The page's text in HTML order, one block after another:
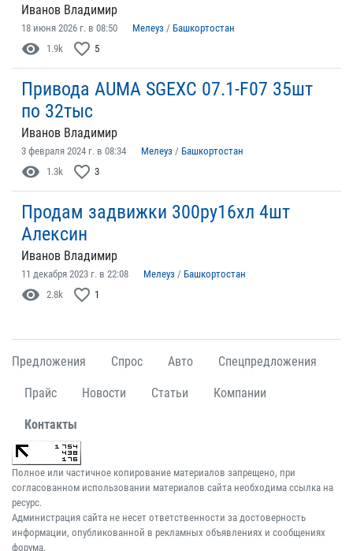
Иванов Владимир
18 июня 2026 г. в 08:50 Мелеуз / Башкортостан
visibility 1.9k favorite_border 5
Привода AUMA SGEXC 07.1-F07 35шт
по 32тыс
Иванов Владимир
3 февраля 2024 г. в 08:34 Мелеуз / Башкортостан
visibility 1.3k favorite_border 3
Продам задвижки 300ру16хл 4шт
Алексин
Иванов Владимир
11 декабря 2023 г. в 22:08 Мелеуз / Башкортостан
visibility 2.8k favorite_border 1
Предложения Спрос Авто Спецпредложения
Прайс Новости Статьи Компании
Контакты
Полное или частичное копирование материалов запрещено, при
согласованном использовании материалов сайта необходима ссылка на
ресурс.
Администрация сайта не несет ответственности за достоверность
информации, опубликованной в рекламных объявлениях и сообщениях
форума.